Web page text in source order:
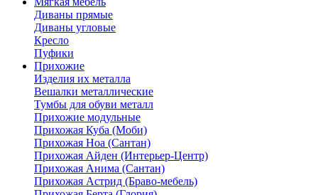
Диваны прямые
Диваны угловые
Кресло
Пуфики
Прихожие
Изделия их металла
Вешалки металлические
Тумбы для обуви металл
Прихожие модульные
Прихожая Куба (Моби)
Прихожая Ноа (Сантан)
Прихожая Айден (Интерьер-Центр)
Прихожая Анима (Сантан)
Прихожая Астрид (Браво-мебель)